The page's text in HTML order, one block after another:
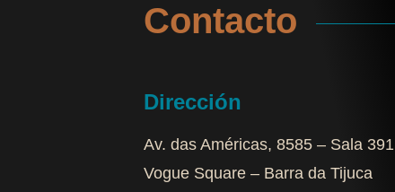
Contacto
Dirección
Av. das Américas, 8585 – Sala 391
Vogue Square – Barra da Tijuca